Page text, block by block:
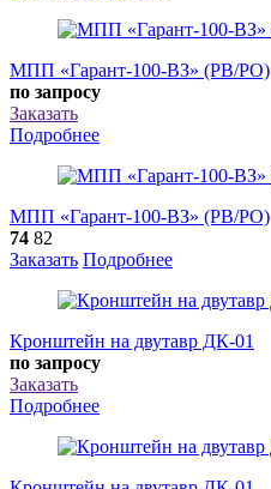
МПП «Гарант-100-ВЗ» (РВ/РО)
по запросу
Заказать
Подробнее
МПП «Гарант-100-ВЗ» (РВ/РО)
74 82
Заказать Подробнее
Кронштейн на двутавр ДК-01
по запросу
Заказать
Подробнее